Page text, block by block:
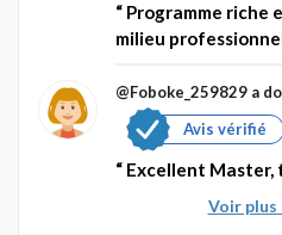
Programme riche
milieu
@Foboke_259829 a
Avis vérifié
Excellent Master,
Voir plus